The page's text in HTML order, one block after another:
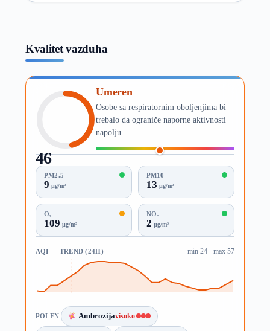
Kvalitet vazduha
46
AQI
Umeren
Osobe sa respiratornim oboljenjima bi
trebalo da ograniče naporne aktivnosti
napolju.
PM2.5
9 µg/m³
PM10
13 µg/m³
O₃
109 µg/m³
NO₂
2 µg/m³
AQI — TREND (24H) min 24 · max 57
POLEN Ambrozijavisoko